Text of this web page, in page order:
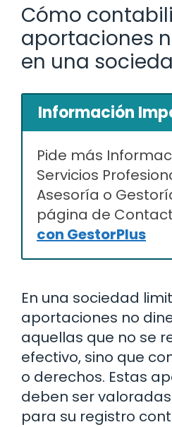
Cómo
aportaciones
en una
Información
Pide más
Servicios
Asesoría o
página de
con GestorPlus
En una sociedad
aportaciones no
aquellas que no se
efectivo, sino que
o derechos. Estas
deben ser
para su registro